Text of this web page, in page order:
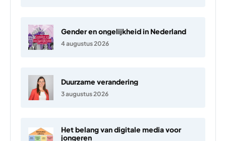
Gender en ongelijkheid in Nederland
4 augustus 2026
Duurzame verandering
3 augustus 2026
Het belang van digitale media voor
jongeren